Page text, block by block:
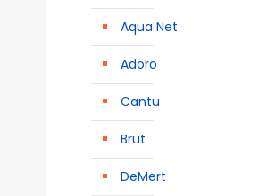
Aqua Net
Adoro
Cantu
Brut
DeMert